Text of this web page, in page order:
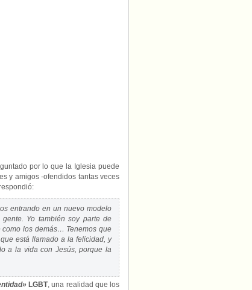
por lo que la Iglesia puede
y amigos -ofendidos tantas veces
entrando en un nuevo modelo
Yo también soy parte de
los demás… Tenemos que
está llamado a la felicidad, y
a la vida con Jesús, porque la
LGBT, una realidad que los